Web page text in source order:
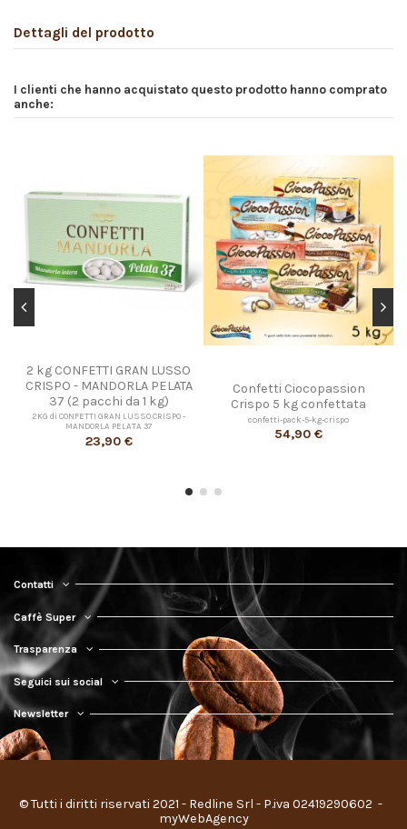
Dettagli del prodotto
I clienti che hanno acquistato questo prodotto hanno comprato
anche:
2 kg CONFETTI GRAN LUSSO
CRISPO - MANDORLA PELATA
37 (2 pacchi da 1 kg)
2KG di CONFETTI GRAN LUSSO CRISPO -
MANDORLA PELATA 37
23,90 €
Confetti Ciocopassion
Crispo 5 kg confettata
confetti-pack-5-kg-crispo
54,90 €
Contatti
Caffè Super
Trasparenza
Seguici sui social
Newsletter
© Tutti i diritti riservati 2021 - Redline Srl - P.iva 02419290602
myWebAgency